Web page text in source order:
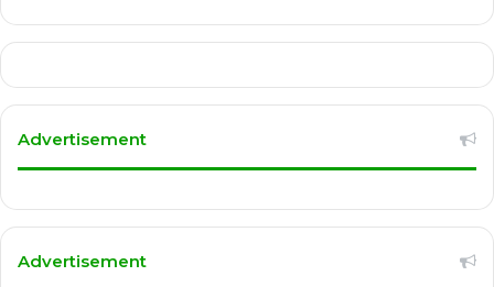
Advertisement
Advertisement